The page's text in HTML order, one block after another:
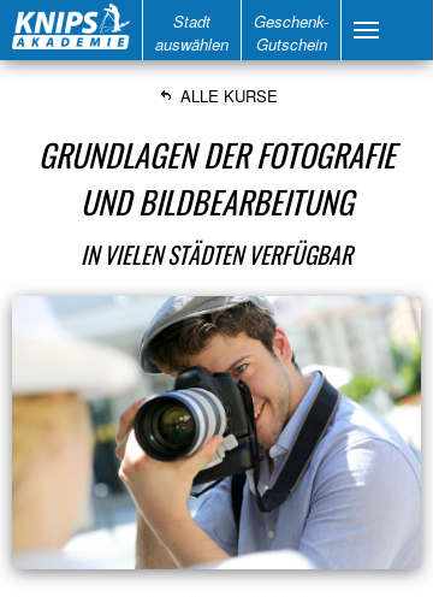
Stadt
auswählen
Geschenk-
Gutschein
ALLE KURSE
GRUNDLAGEN DER FOTOGRAFIE
UND BILDBEARBEITUNG
IN VIELEN STÄDTEN VERFÜGBAR